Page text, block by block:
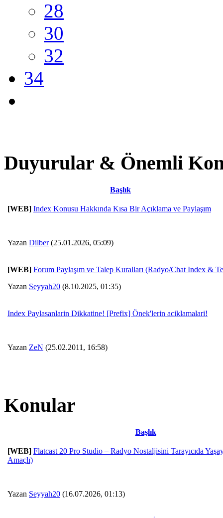
28
30
32
34
Duyurular & Önemli
Başlık
[WEB] Index Konusu Hakkında Kısa Bir Açıklama ve Paylaşım
Yazan Dilber(25.01.2026, 05:09)
[WEB] Forum Paylaşım ve Talep Kuralları (Radyo/Chat Index &
Yazan Seyyah20 (8.10.2025, 01:35)
Index Paylasanlarin Dikkatine! [Prefix] Önek'lerin aciklamalari!
Yazan ZeN (25.02.2011, 16:58)
Konular
Başlık
[WEB] Flatcast 20 Pro Studio – Radyo Nostaljisini Tarayıcıda
Amaçlı)
Yazan Seyyah20 (16.07.2026, 01:13)